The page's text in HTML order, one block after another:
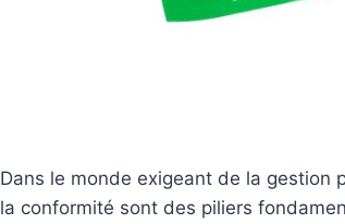
Dans le monde exigeant de la gestion
la conformité sont des piliers